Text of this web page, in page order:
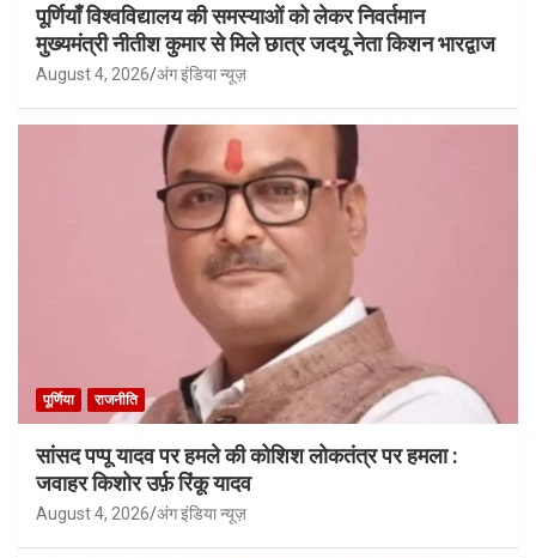
पूर्णियाँ विश्वविद्यालय की समस्याओं को लेकर निवर्तमान
मुख्यमंत्री नीतीश कुमार से मिले छात्र जदयू नेता किशन भारद्वाज
August 4, 2026 अंग इंडिया न्यूज़
पूर्णिया राजनीति
सांसद पप्पू यादव पर हमले की कोशिश लोकतंत्र पर हमला :
जवाहर किशोर उर्फ़ रिंकू यादव
August 4, 2026 अंग इंडिया न्यूज़